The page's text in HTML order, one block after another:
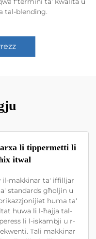
tal-blending.
li tippermetti li
itwal
il-makkinar ta' iffilljar
standards għoljin u
huma ta'
huwa li l-ħajja tal-
li l-iskambji u r-
Tali makkinar